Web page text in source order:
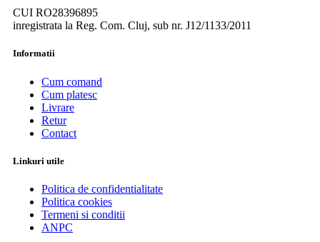
CUI RO28396895
inregistrata la Reg. Com. Cluj, sub nr. J12/1133/2011
Informatii
Cum comand
Cum platesc
Livrare
Retur
Contact
Linkuri utile
Politica de confidentialitate
Politica cookies
Termeni si conditii
ANPC